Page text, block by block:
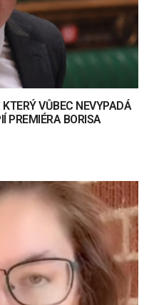
VŮBEC NEVYPADÁ
PREMIÉRA BORISA